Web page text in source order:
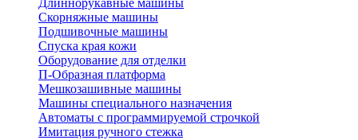
Длиннорукавные машины
Скорняжные машины
Подшивочные машины
Спуска края кожи
Оборудование для отделки
П-Образная платформа
Мешкозашивные машины
Машины специального назначения
Автоматы с программируемой строчкой
Имитация ручного стежка